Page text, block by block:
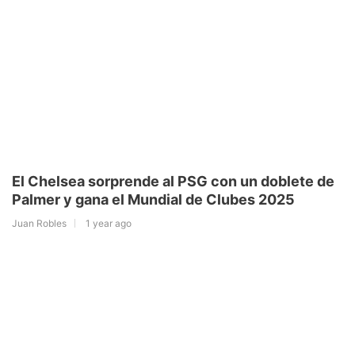
El Chelsea sorprende al PSG con un doblete de
Palmer y gana el Mundial de Clubes 2025
Juan Robles 1 year ago